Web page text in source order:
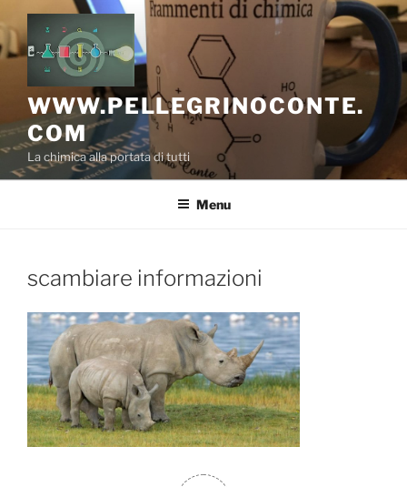
Salta
al
contenuto
WWW.PELLEGRINOCONTE.
COM
La chimica alla portata di tutti
Menu
scambiare informazioni